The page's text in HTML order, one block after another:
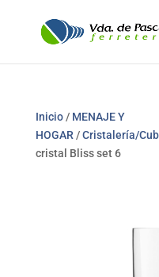
Inicio/ MENAJE Y
HOGAR /Cristalería/
cristal Bliss set 6